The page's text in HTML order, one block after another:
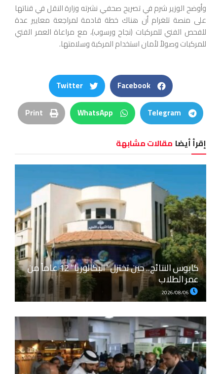
وأوضح الوزير شرم في تصريح صحفي نشرته وزارة النقل في قناتها
على منصة تلغرام أن هناك خطة قادمة لمراجعة معايير عدة
للفحص الفني للمركبات (نجاح ورسوب)، مع مراعاة العمر الفني
للمركبات وصولاً لأمان استخدام المركبة وسلامتها.
Facebook
Twitter
Telegram
WhatsApp
Print
إقرأ أيضا مقالات مشابهة
كابوس النتائج.. حين تختزل “البكالوريا” 12 عاماً من
عمر الطلاب